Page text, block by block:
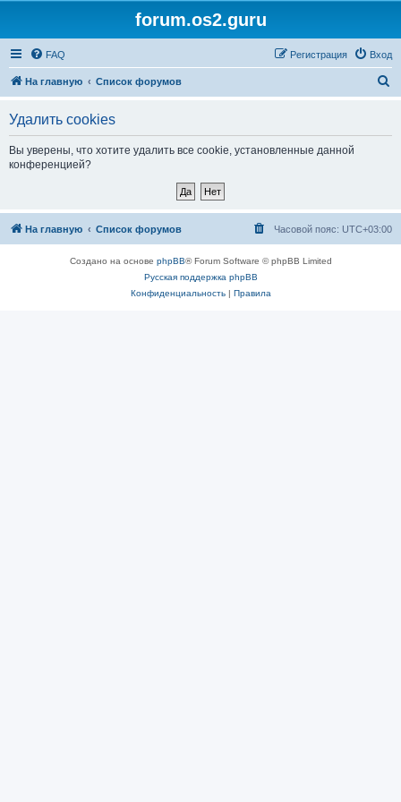
forum.os2.guru
FAQ Вход
Регистрация
На главную Список форумов
Удалить cookies
Вы уверены, что хотите удалить все cookie, установленные данной
конференцией?
На главную Список форумов Часовой пояс: UTC+03:00
Создано на основе phpBB® Forum Software © phpBB Limited
Русская поддержка phpBB
Конфиденциальность| Правила